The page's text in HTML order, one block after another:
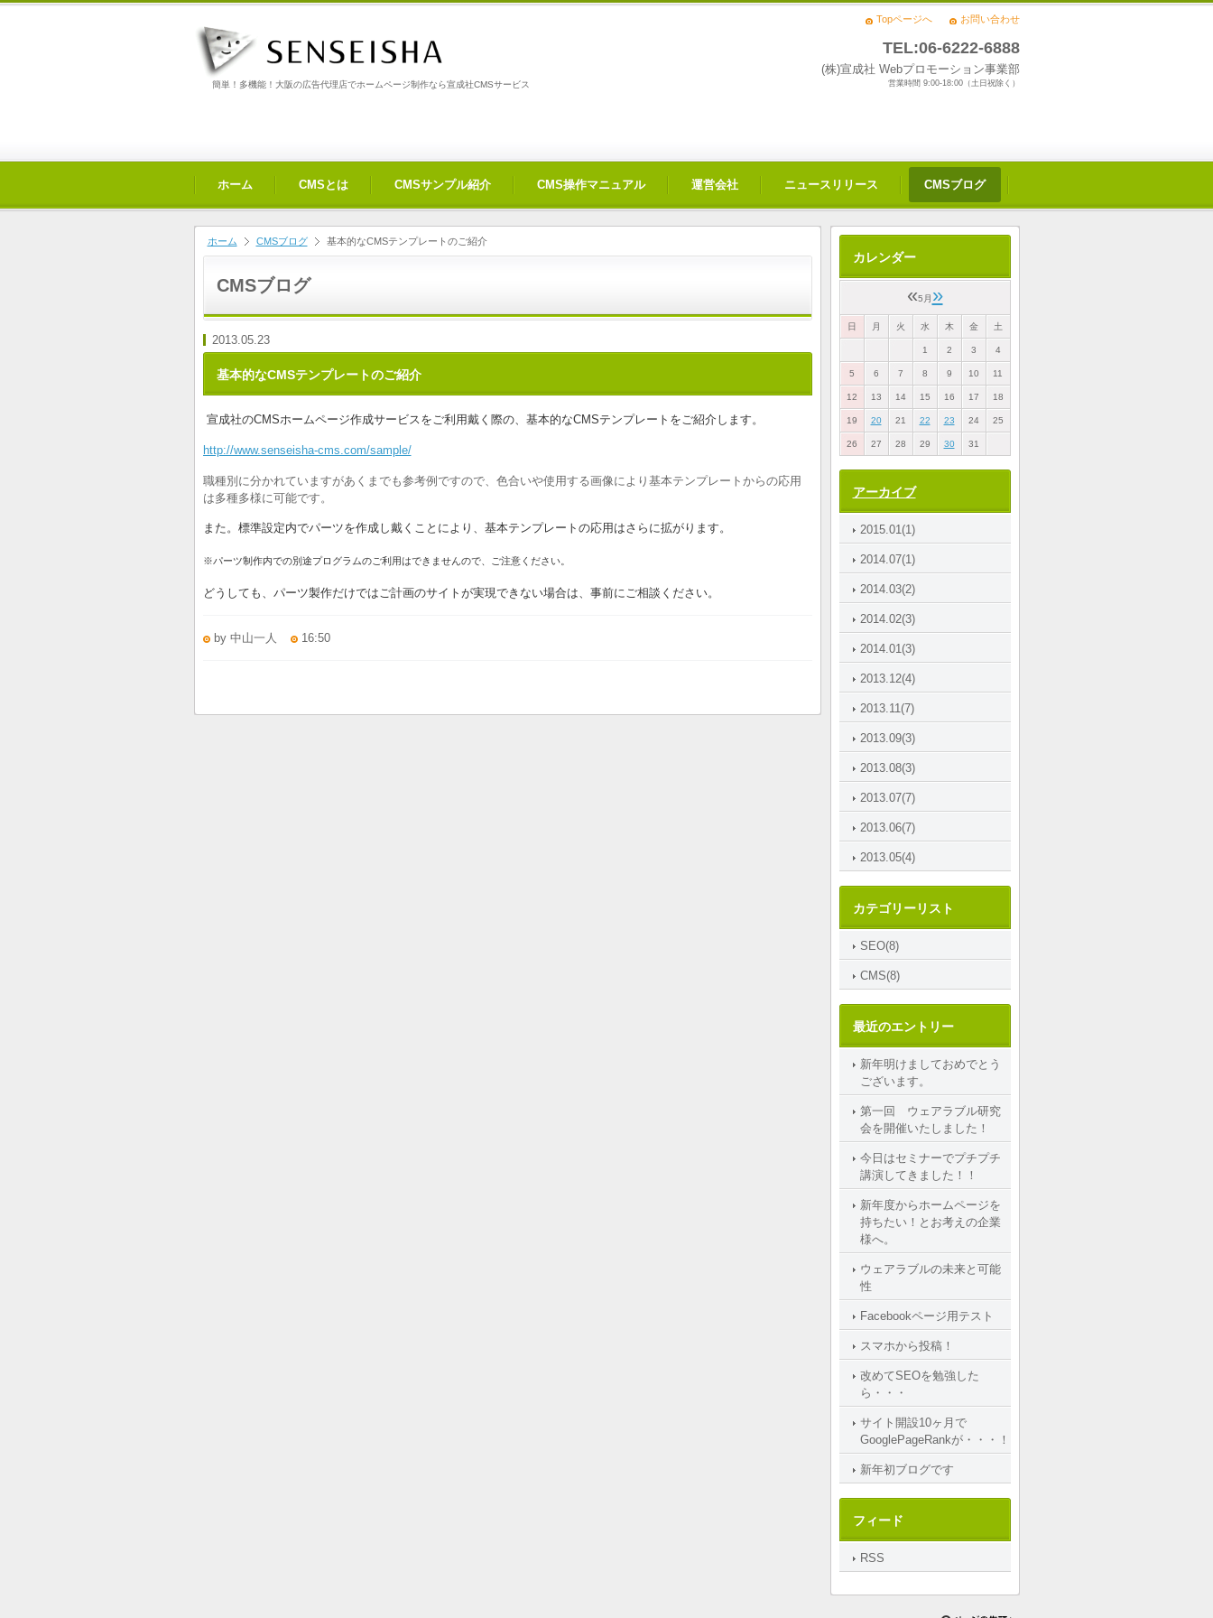
簡単！多機能！大阪の広告代理店でホームページ制作なら宣成社CMSサービス
Topページへ お問い合わせ
TEL:06-6222-6888
(株)宣成社 Webプロモーション事業部
営業時間 9:00-18:00（土日祝除く）
ホーム CMSとは CMSサンプル紹介 CMS操作マニュアル 運営会社 ニュースリリース CMSブログ
ホーム CMSブログ 基本的なCMSテンプレートのご紹介
CMSブログ
2013.05.23
基本的なCMSテンプレートのご紹介
宣成社のCMSホームページ作成サービスをご利用戴く際の、基本的なCMSテンプレートをご紹介します。
http://www.senseisha-cms.com/sample/
職種別に分かれていますがあくまでも参考例ですので、色合いや使用する画像により基本テンプレートからの応用
は多種多様に可能です。
また。標準設定内でパーツを作成し戴くことにより、基本テンプレートの応用はさらに拡がります。
※パーツ制作内での別途プログラムのご利用はできませんので、ご注意ください。
どうしても、パーツ製作だけではご計画のサイトが実現できない場合は、事前にご相談ください。
by 中山一人 16:50
カレンダー
«5月 »
日 月 火 水 木 金 土
1 2 3 4
5 6 7 8 9 10 11
12 13 14 15 16 17 18
19 20 21 22 23 24 25
26 27 28 29 30 31
アーカイブ
2015.01(1)
2014.07(1)
2014.03(2)
2014.02(3)
2014.01(3)
2013.12(4)
2013.11(7)
2013.09(3)
2013.08(3)
2013.07(7)
2013.06(7)
2013.05(4)
カテゴリーリスト
SEO(8)
CMS(8)
最近のエントリー
新年明けましておめでとう
ございます。
第一回 ウェアラブル研究
会を開催いたしました！
今日はセミナーでプチプチ
講演してきました！！
新年度からホームページを
持ちたい！とお考えの企業
様へ。
ウェアラブルの未来と可能
性
Facebookページ用テスト
スマホから投稿！
改めてSEOを勉強した
ら・・・
サイト開設10ヶ月で
GooglePageRankが・・・！
新年初ブログです
フィード
RSS